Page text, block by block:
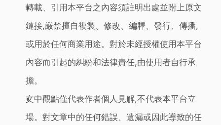
轉載、引用本平台之內容須註明出處並附上原文
鏈接,嚴禁擅自複製、修改、編釋、發行、傳播,
或用於任何商業用途。對於未經授權使用本平台
內容而引起的糾紛和法律責任,由使用者自行承
擔。
文中觀點僅代表作者個人見解,不代表本平台立
場。對文章中的任何錯誤、遺漏或因此導致的任